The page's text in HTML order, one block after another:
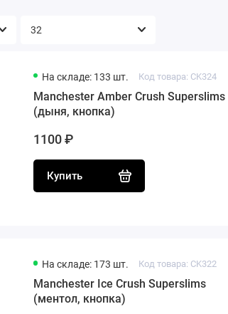
На складе: 133 шт. Код товара: CK324
Manchester Amber Crush Superslims
(дыня, кнопка)
1100 ₽
Купить
На складе: 173 шт. Код товара: CK322
Manchester Ice Crush Superslims
(ментол, кнопка)